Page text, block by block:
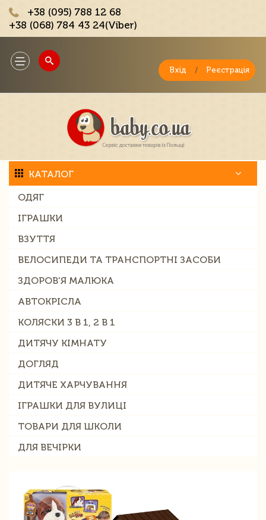
+38 (095) 788 12 68
+38 (068) 784 43 24(Viber)
Toggle
navigation
Вхід / Реєстрація
КАТАЛОГ
ОДЯГ
ІГРАШКИ
ВЗУТТЯ
ВЕЛОСИПЕДИ ТА ТРАНСПОРТНІ ЗАСОБИ
ЗДОРОВ'Я МАЛЮКА
АВТОКРІСЛА
КОЛЯСКИ 3 В 1, 2 В 1
ДИТЯЧУ КІМНАТУ
ДОГЛЯД
ДИТЯЧЕ ХАРЧУВАННЯ
ІГРАШКИ ДЛЯ ВУЛИЦІ
ТОВАРИ ДЛЯ ШКОЛИ
ДЛЯ ВЕЧІРКИ